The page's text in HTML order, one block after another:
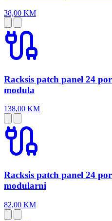
38,00 KM
Racksis patch panel 24
modula
138,00 KM
Racksis patch panel 24
modularni
82,00 KM